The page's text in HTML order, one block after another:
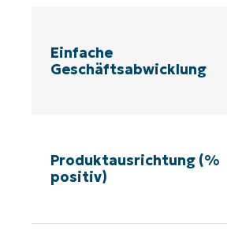
Einfache
Geschäftsabwicklung
Produktausrichtung (%
positiv)